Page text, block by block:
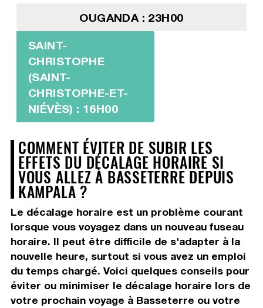
OUGANDA : 23H00
SAINT-
CHRISTOPHE
(SAINT-
CHRISTOPHE-ET-
NIÉVÈS) : 16H00
COMMENT ÉVITER DE SUBIR LES
EFFETS DU DÉCALAGE HORAIRE SI
VOUS ALLEZ À BASSETERRE DEPUIS
KAMPALA ?
Le décalage horaire est un problème courant
lorsque vous voyagez dans un nouveau fuseau
horaire. Il peut être difficile de s'adapter à la
nouvelle heure, surtout si vous avez un emploi
du temps chargé. Voici quelques conseils pour
éviter ou minimiser le décalage horaire lors de
votre prochain voyage à Basseterre ou votre